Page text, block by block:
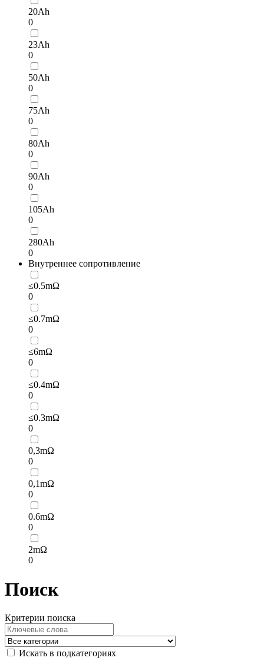
20Ah
0
23Ah
0
50Ah
0
75Ah
0
80Ah
0
90Ah
0
105Ah
0
280Ah
0
Внутреннее сопротивление
≤0.5mΩ
0
≤0.7mΩ
0
≤6mΩ
0
≤0.4mΩ
0
≤0.3mΩ
0
0,3mΩ
0
0,1mΩ
0
0.6mΩ
0
2mΩ
0
Поиск
Критерии поиска
Искать в подкатегориях